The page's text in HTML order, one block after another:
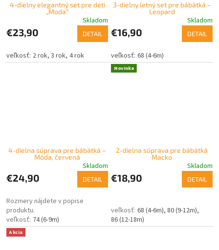
4-dielny elegantný set pre deti
„Moda“
Skladom
€23,90 DETAIL
2 rok 3 rok 4 rok
3-dielny letný set pre bábätká –
Leopard
Skladom
€16,90 DETAIL
68 (4-6m)
4-dielna súprava pre bábätká –
Móda, červená
Skladom
€24,90 DETAIL
Rozmery nájdete v popise
produktu.
74 (6-9m)
Novinka
2-dielna súprava pre bábätká
Macko
Skladom
€18,90 DETAIL
68 (4-6m) 80 (9-12m)
86 (12-18m)
Akcia